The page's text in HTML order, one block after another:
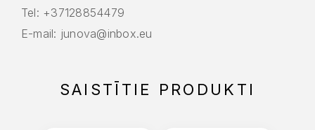
Tel: +37128854479
E-mail: junova@inbox.eu
SAISTĪTIE PRODUKTI